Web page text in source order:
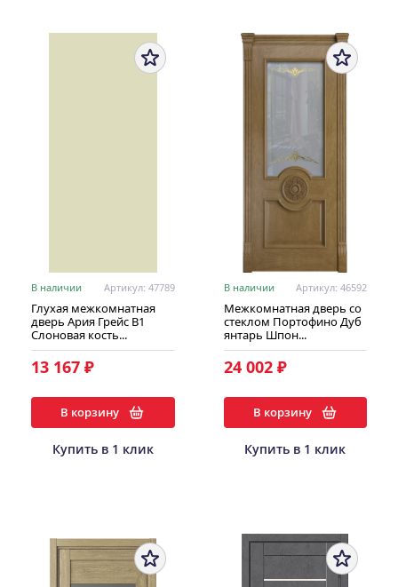
В наличии Артикул: 47789
Глухая межкомнатная
дверь Ария Грейс В1
Слоновая кость...
13 167 ₽
В корзину
Купить в 1 клик
В наличии Артикул: 46592
Межкомнатная дверь со
стеклом Портофино Дуб
янтарь Шпон...
24 002 ₽
В корзину
Купить в 1 клик